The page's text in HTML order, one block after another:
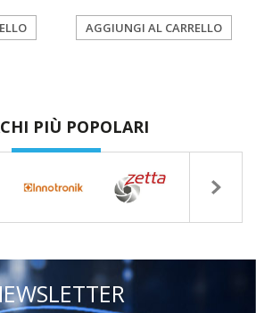
AGGIUNGI AL CARRELLO
PIÙ POPOLARI